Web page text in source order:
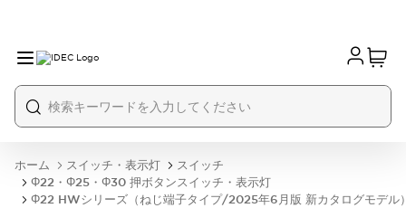
ホーム スイッチ・表示灯
スイッチ
Φ22・Φ25・Φ30 押ボタンスイッチ・表示灯
Φ22 HWシリーズ（ねじ端子タイプ/2025年6月版 新カタログモデル